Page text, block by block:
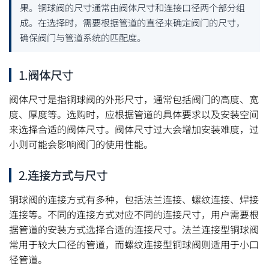
果。铜球阀的尺寸通常由阀体尺寸和连接口径两个部分组
成。在选择时，需要根据管道的直径来确定阀门的尺寸，
确保阀门与管道系统的匹配度。
1.阀体尺寸
阀体尺寸是指铜球阀的外形尺寸，通常包括阀门的高度、宽
度、厚度等。选购时，应根据管道的具体要求以及安装空间
来选择合适的阀体尺寸。阀体尺寸过大会增加安装难度，过
小则可能会影响阀门的使用性能。
2.连接方式与尺寸
铜球阀的连接方式有多种，包括法兰连接、螺纹连接、焊接
连接等。不同的连接方式对应不同的连接尺寸，用户需要根
据管道的安装方式选择合适的连接尺寸。法兰连接型铜球阀
常用于较大口径的管道，而螺纹连接型铜球阀则适用于小口
径管道。